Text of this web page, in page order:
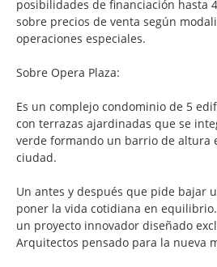
posibilidades de financiación hasta
sobre precios de venta según
operaciones especiales.
Sobre Opera Plaza:
Es un complejo condominio de 5
con terrazas ajardinadas que se
verde formando un barrio de altura
ciudad.
Un antes y después que pide bajar
poner la vida cotidiana en
un proyecto innovador diseñado
Arquitectos pensado para la nueva